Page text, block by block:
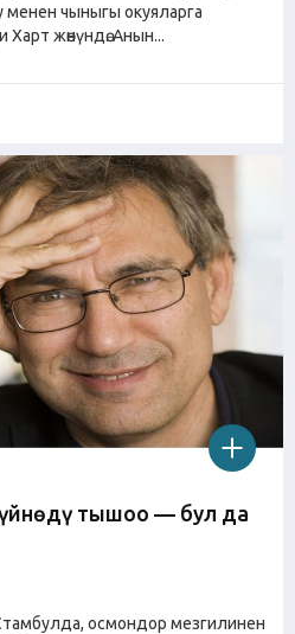
чыныгы окуяларга
жөнүндө. Анын...
тыңшоо — бул да
осмондор мезгилинен